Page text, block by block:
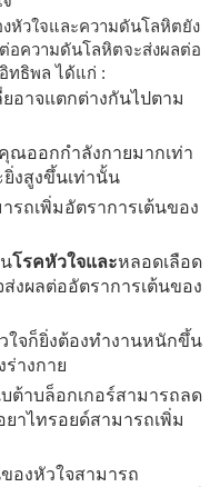
หัวใจและความดันโลหิตยัง
อความดันโลหิตจะส่งผลต่อ
ทธิพล ได้แก่ :
อาจแตกต่างกันไปตาม
ณออกกำลังกายมากเท่า
ยิ่งสูงขึ้นเท่านั้น
รถเพิ่มอัตราการเต้นของ
โรคหัวใจและหลอดเลือด
ส่งผลต่ออัตราการเต้นของ
ก็ยิ่งต้องทำงานหนักขึ้น
างกาย
ต้าบล็อกเกอร์สามารถลด
าไทรอยด์สามารถเพิ่ม
องหัวใจสามารถ